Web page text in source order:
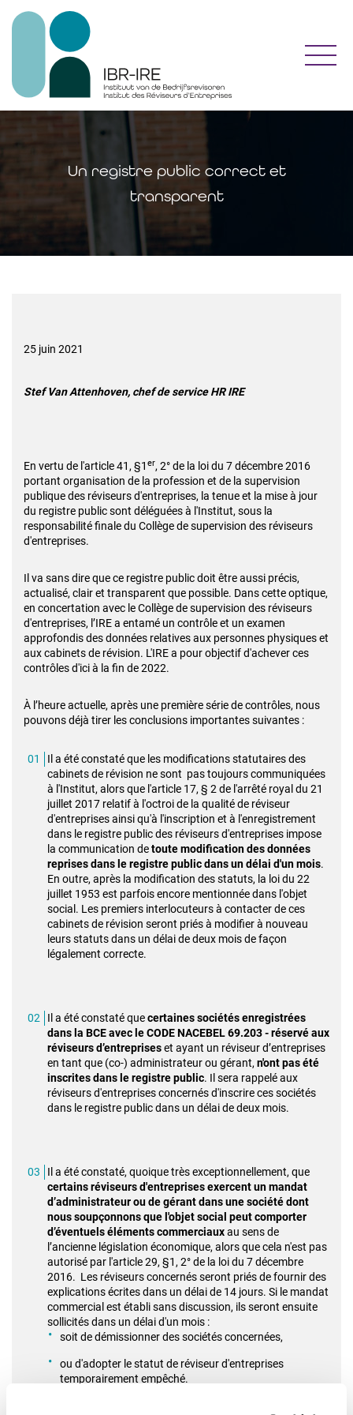
Un registre public correct et
transparent
25 juin 2021
Stef Van Attenhoven, chef de service HR IRE
En vertu de l'article 41, §1 er, 2° de la loi du 7 décembre 2016
portant organisation de la profession et de la supervision
publique des réviseurs d'entreprises, la tenue et la mise à jour
du registre public sont déléguées à l'Institut, sous la
responsabilité finale du Collège de supervision des réviseurs
d'entreprises.
Il va sans dire que ce registre public doit être aussi précis,
actualisé, clair et transparent que possible. Dans cette optique,
en concertation avec le Collège de supervision des réviseurs
d'entreprises, l’IRE a entamé un contrôle et un examen
approfondis des données relatives aux personnes physiques et
aux cabinets de révision. L'IRE a pour objectif d'achever ces
contrôles d'ici à la fin de 2022.
À l’heure actuelle, après une première série de contrôles, nous
pouvons déjà tirer les conclusions importantes suivantes :
Il a été constaté que les modifications statutaires des
cabinets de révision ne sont pas toujours communiquées
à l'Institut, alors que l'article 17, § 2 de l'arrêté royal du 21
juillet 2017 relatif à l'octroi de la qualité de réviseur
d'entreprises ainsi qu'à l'inscription et à l'enregistrement
dans le registre public des réviseurs d'entreprises impose
la communication detoute modification des données
reprises dans le registre public dans un délai d'un mois.
En outre, après la modification des statuts, la loi du 22
juillet 1953 est parfois encore mentionnée dans l'objet
social. Les premiers interlocuteurs à contacter de ces
cabinets de révision seront priés à modifier à nouveau
leurs statuts dans un délai de deux mois de façon
légalement correcte.
Il a été constaté quecertaines sociétés enregistrées
dans la BCE avec le CODE NACEBEL 69.203 - réservé aux
réviseurs d’entrepriseset ayant un réviseur d’entreprises
en tant que (co-) administrateur ou gérant, n'ont pas été
inscrites dans le registre public. Il sera rappelé aux
réviseurs d'entreprises concernés d'inscrire ces sociétés
dans le registre public dans un délai de deux mois.
Il a été constaté, quoique très exceptionnellement, que
certains réviseurs d'entreprises exercent un mandat
d’administrateur ou de gérant dans une société dont
nous soupçonnons que l'objet social peut comporter
d’éventuels éléments commerciauxau sens de
l’ancienne législation économique, alors que cela n'est pas
autorisé par l'article 29, §1, 2° de la loi du 7 décembre
2016. Les réviseurs concernés seront priés de fournir des
explications écrites dans un délai de 14 jours. Si le mandat
commercial est établi sans discussion, ils seront ensuite
sollicités dans un délai d'un mois :
soit de démissionner des sociétés concernées,
ou d'adopter le statut de réviseur d'entreprises
temporairement empêché.